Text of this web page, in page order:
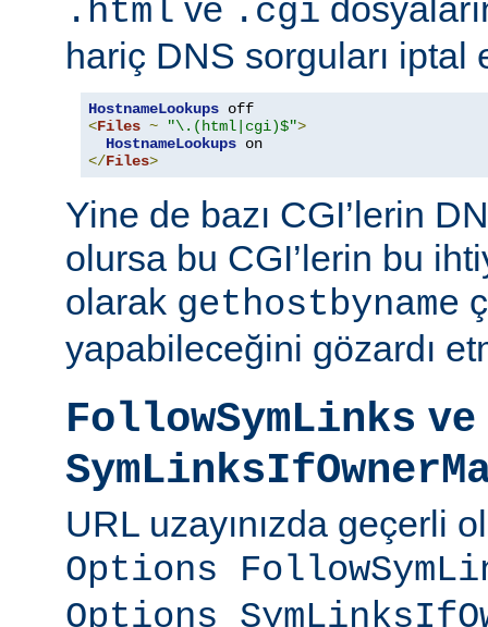
.html ve .cgi
hariç DNS sorguları iptal
HostnameLookups
<Files ~ "\.(html|cgi)$">
HostnameLookups
</Files>
Yine de bazı CGI’lerin
olursa bu CGI’lerin bu
olarak gethostbyname
yapabileceğini gözardı
FollowSymLinks ve
URL uzayınızda geçerli
Options
Options